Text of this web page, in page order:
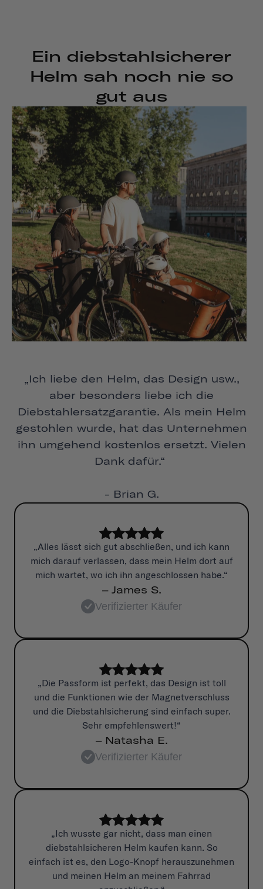
Ein diebstahlsicherer
Helm sah noch nie so
gut aus
„Ich liebe den Helm, das Design usw.,
aber besonders liebe ich die
Diebstahlersatzgarantie. Als mein Helm
gestohlen wurde, hat das Unternehmen
ihn umgehend kostenlos ersetzt. Vielen
Dank dafür.“
- Brian G.
„Alles lässt sich gut abschließen, und ich kann
mich darauf verlassen, dass mein Helm dort auf
mich wartet, wo ich ihn angeschlossen habe.“
– James S.
Verifizierter Käufer
„Die Passform ist perfekt, das Design ist toll
und die Funktionen wie der Magnetverschluss
und die Diebstahlsicherung sind einfach super.
Sehr empfehlenswert!“
– Natasha E.
Verifizierter Käufer
„Ich wusste gar nicht, dass man einen
diebstahlsicheren Helm kaufen kann. So
einfach ist es, den Logo-Knopf herauszunehmen
und meinen Helm an meinem Fahrrad